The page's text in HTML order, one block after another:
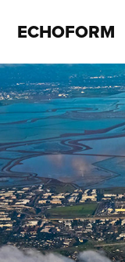
ECHOFORM